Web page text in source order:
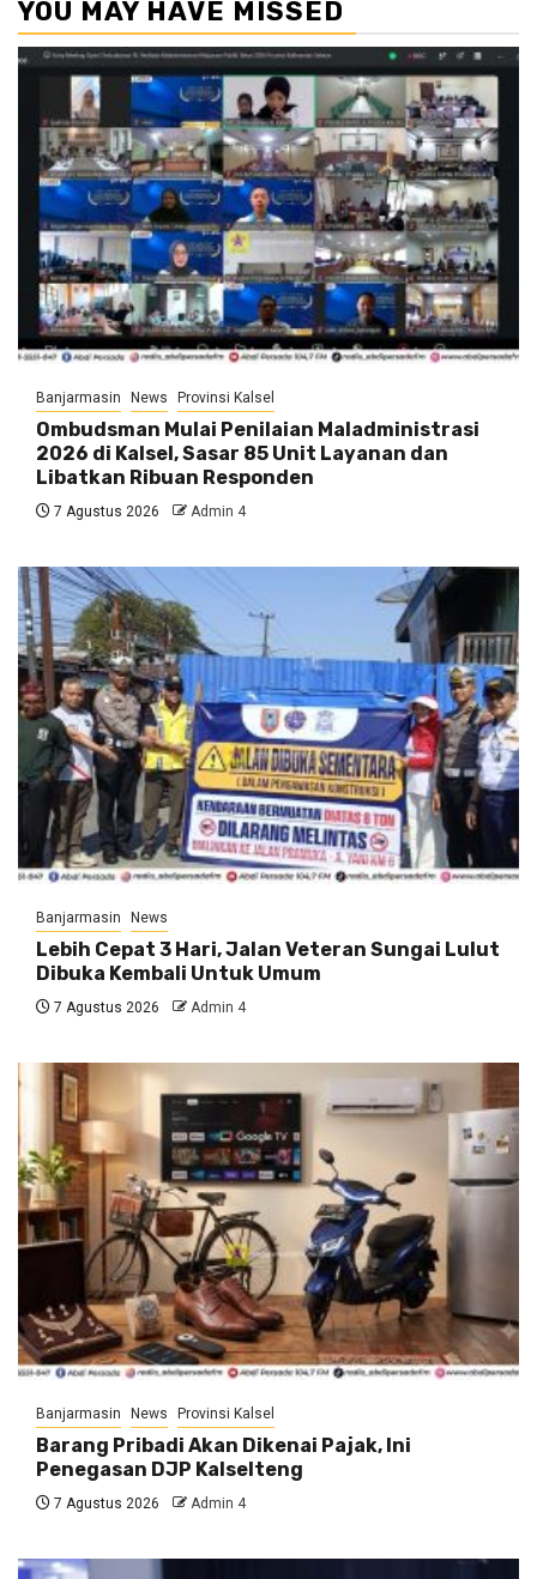
YOU MAY HAVE MISSED
Banjarmasin News Provinsi Kalsel
Ombudsman Mulai Penilaian Maladministrasi
2026 di Kalsel, Sasar 85 Unit Layanan dan
Libatkan Ribuan Responden
7 Agustus 2026 Admin 4
Banjarmasin News
Lebih Cepat 3 Hari, Jalan Veteran Sungai Lulut
Dibuka Kembali Untuk Umum
7 Agustus 2026 Admin 4
Banjarmasin News Provinsi Kalsel
Barang Pribadi Akan Dikenai Pajak, Ini
Penegasan DJP Kalselteng
7 Agustus 2026 Admin 4